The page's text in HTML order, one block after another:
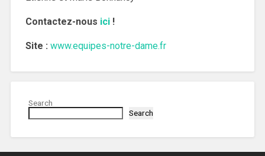
Contactez-nous ici!
Site : www.equipes-notre-dame.fr
Search
Search